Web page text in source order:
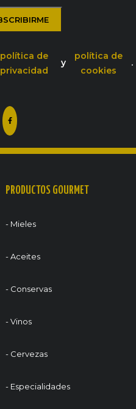
política de
privacidad
y
política de
cookies
.
PRODUCTOS GOURMET
- Mieles
- Aceites
- Conservas
- Vinos
- Cervezas
- Especialidades